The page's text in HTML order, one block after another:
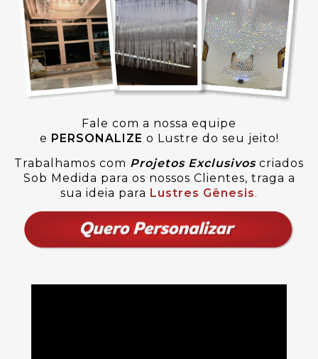
Fale com a nossa equipe
e PERSONALIZE o Lustre do seu jeito!
Trabalhamos com Projetos Exclusivoscriados
Sob Medida para os nossos Clientes, traga a
sua ideia para Lustres Gênesis.